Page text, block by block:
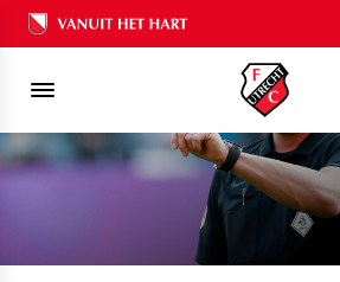
Ons nalatenschap